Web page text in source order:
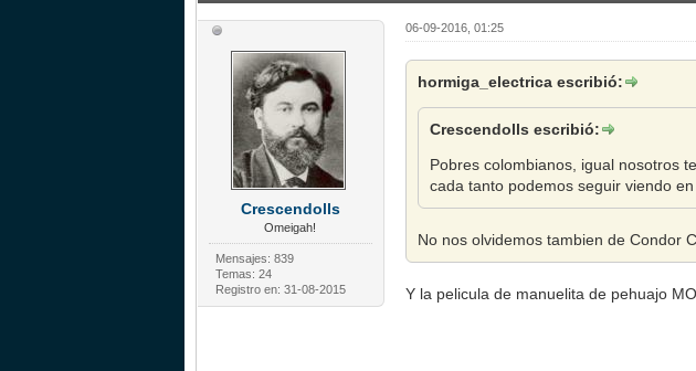
Crescendolls
Omeigah!
Mensajes: 839
Temas: 24
Registro en: 31-08-2015
06-09-2016, 01:25
hormiga_electrica escribió:
Crescendolls escribió:
Pobres colombianos, igual nosotros
cada tanto podemos seguir viendo
No nos olvidemos tambien de Condor
Y la pelicula de manuelita de pehuajo